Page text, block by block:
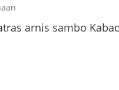
arnis sambo